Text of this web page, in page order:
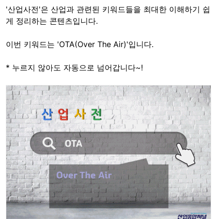
'산업사전'은 산업과 관련된 키워드들을 최대한 이해하기 쉽
게 정리하는 콘텐츠입니다.
이번 키워드는 'OTA(Over The Air)'입니다.
* 누르지 않아도 자동으로 넘어갑니다~!